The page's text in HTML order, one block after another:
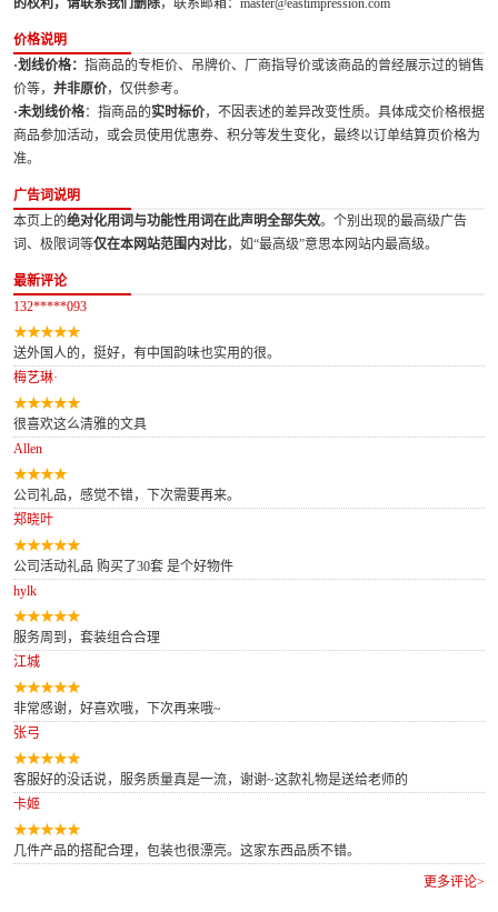
的权利，请联系我们删除，联系邮箱：master@eastimpression.com
价格说明
·划线价格： 指商品的专柜价、吊牌价、厂商指导价或该商品的曾经展示过的销售
价等， 并非原价，仅供参考。
·未划线价格：指商品的实时标价，不因表述的差异改变性质。具体成交价格根据
商品参加活动，或会员使用优惠券、积分等发生变化，最终以订单结算页价格为
准。
广告词说明
本页上的绝对化用词与功能性用词在此声明全部失效。个别出现的最高级广告
词、极限词等仅在本网站范围内对比，如“最高级”意思本网站内最高级。
最新评论
132*****093
送外国人的，挺好，有中国韵味也实用的很。
梅艺琳·
很喜欢这么清雅的文具
Allen
公司礼品，感觉不错，下次需要再来。
郑晓叶
公司活动礼品 购买了30套 是个好物件
hylk
服务周到，套装组合合理
江城
非常感谢，好喜欢哦，下次再来哦~
张弓
客服好的没话说，服务质量真是一流，谢谢~这款礼物是送给老师的
卡姬
几件产品的搭配合理，包装也很漂亮。这家东西品质不错。
更多评论>